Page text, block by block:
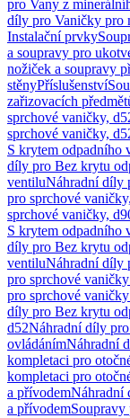
pro Vany z
díly pro Vaničky pro
Instalační prvky
a soupravy pro
nožiček a soupravy
stěnyPříslušenství
zařizovacích
sprchové vaničky,
sprchové vaničky,
S krytem odpadního
díly pro Bez krytu
ventiluNáhradní díly
pro sprchové
sprchové vaničky,
S krytem odpadního
díly pro Bez krytu
ventiluNáhradní díly
pro sprchové vaničky
pro sprchové vaničky
díly pro Bez krytu
d52Náhradní díly
ovládánímNáhradní
kompletaci pro
kompletaci pro
a přívodemNáhradní
a přívodemSoupravy